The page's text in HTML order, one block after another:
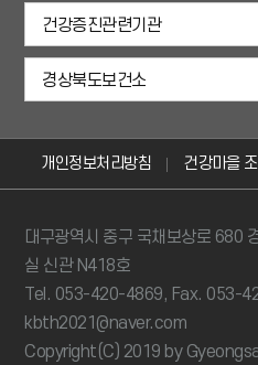
건강증진관련기관
경상북도보건소
개인정보처리방침 건강마을
대구광역시 중구 국채보상로 680
실 신관 N418호
Tel. 053-420-4869, Fax. 053-
kbth2021@naver.com
Copyright(C) 2019 by